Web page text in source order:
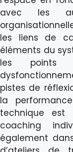
avec les
les liens de
éléments du
les points
pistes de
la
technique
coaching
également